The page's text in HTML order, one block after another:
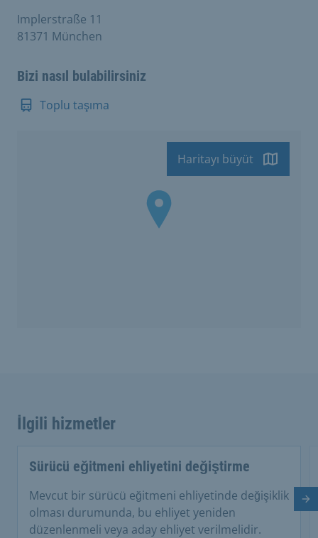
Implerstraße 11
81371 München
Bizi nasıl bulabilirsiniz
Toplu taşıma
Haritayı büyüt
İlgili hizmetler
Sürücü eğitmeni ehliyetini değiştirme
Mevcut bir sürücü eğitmeni ehliyetinde değişiklik
olması durumunda, bu ehliyet yeniden
düzenlenmeli veya aday ehliyet verilmelidir.